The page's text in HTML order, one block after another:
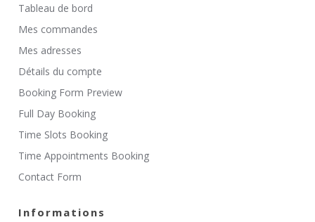
Tableau de bord
Mes commandes
Mes adresses
Détails du compte
Booking Form Preview
Full Day Booking
Time Slots Booking
Time Appointments Booking
Contact Form
Informations